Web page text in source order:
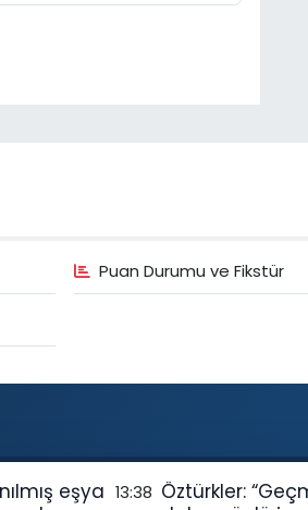
Puan Durumu ve Fikstür
eşya 13:38 Öztürkler: